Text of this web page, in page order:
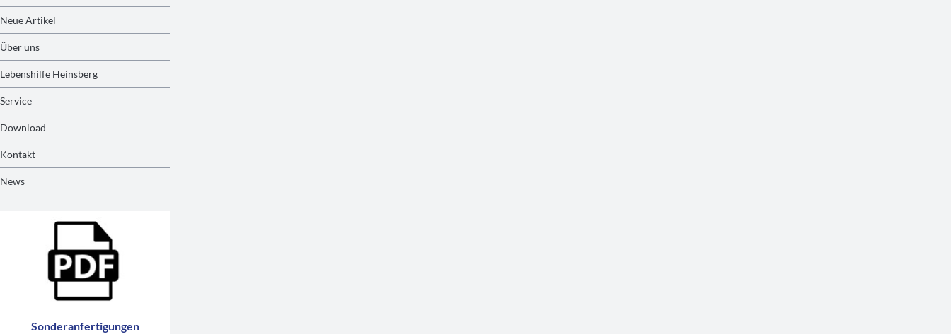
Neue Artikel
Über uns
Lebenshilfe Heinsberg
Service
Download
Kontakt
News
Sonderanfertigungen